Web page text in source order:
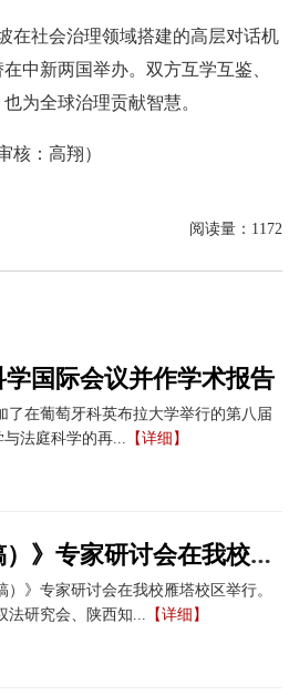
在社会治理领域搭建的高层对话机
中新两国举办。双方互学互鉴、
为全球治理贡献智慧。
核：高翔）
阅读量： 1172
国际会议并作学术报告
在葡萄牙科英布拉大学举行的第八届
法庭科学的再... 【详细】
《著作权法实施条例（修订草案征求意见稿）》专家研讨会在我校举办
》专家研讨会在我校雁塔校区举行。
法研究会、陕西知... 【详细】